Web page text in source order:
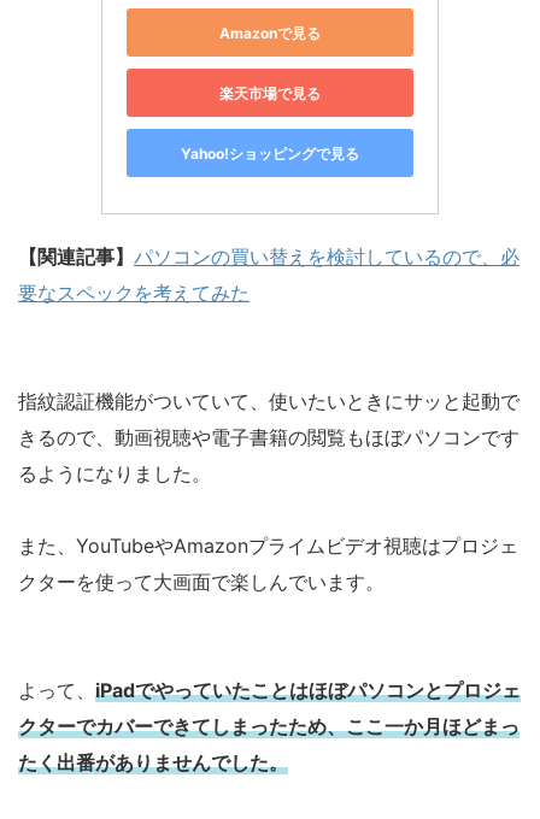
Amazonで見る
楽天市場で見る
Yahoo!ショッピングで見る
【関連記事】 パソコンの買い替えを検討しているので、必
要なスペックを考えてみた
指紋認証機能がついていて、使いたいときにサッと起動で
きるので、動画視聴や電子書籍の閲覧もほぼパソコンです
るようになりました。
また、YouTubeやAmazonプライムビデオ視聴はプロジェ
クターを使って大画面で楽しんでいます。
よって、 iPadでやっていたことはほぼパソコンとプロジェ
クターでカバーできてしまったため、ここ一か月ほどまっ
たく出番がありませんでした。